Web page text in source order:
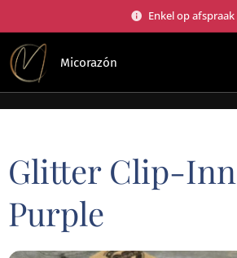
Enkel op afspraak
Micorazón
Glitter Clip-
Purple